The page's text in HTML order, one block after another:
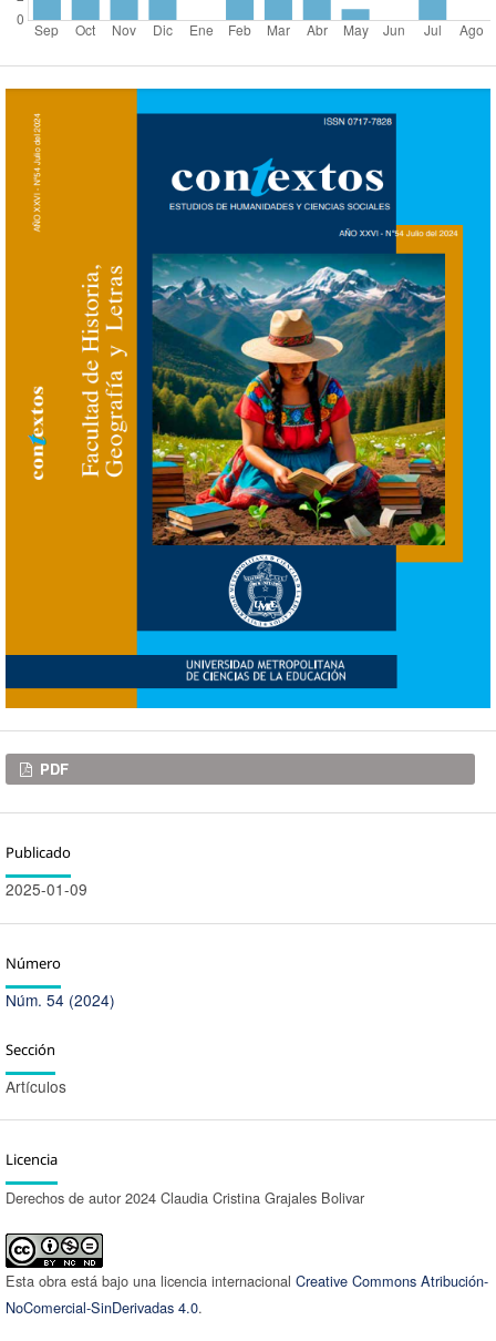
Descargas
PDF
Publicado
2025-01-09
Número
Núm. 54 (2024)
Sección
Artículos
Licencia
Derechos de autor 2024 Claudia Cristina Grajales Bolivar
Esta obra está bajo una licencia internacional Creative Commons Atribución-
NoComercial-SinDerivadas 4.0.